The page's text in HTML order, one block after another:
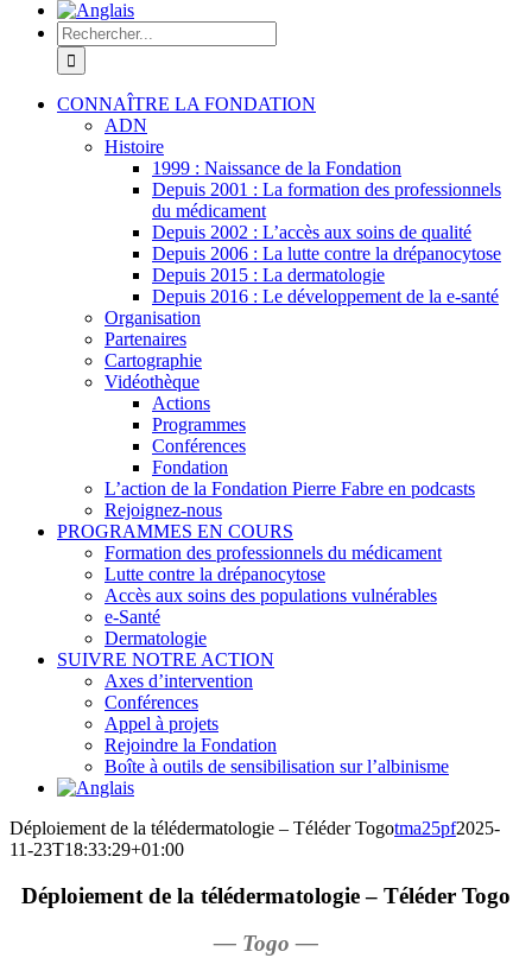
Rechercher:
CONNAÎTRE LA FONDATION
ADN
Histoire
1999 : Naissance de la Fondation
Depuis 2001 : La formation des professionnels
du médicament
Depuis 2002 : L’accès aux soins de qualité
Depuis 2006 : La lutte contre la drépanocytose
Depuis 2015 : La dermatologie
Depuis 2016 : Le développement de la e-santé
Organisation
Partenaires
Cartographie
Vidéothèque
Actions
Programmes
Conférences
Fondation
L’action de la Fondation Pierre Fabre en podcasts
Rejoignez-nous
PROGRAMMES EN COURS
Formation des professionnels du médicament
Lutte contre la drépanocytose
Accès aux soins des populations vulnérables
e-Santé
Dermatologie
SUIVRE NOTRE ACTION
Axes d’intervention
Conférences
Appel à projets
Rejoindre la Fondation
Boîte à outils de sensibilisation sur l’albinisme
Déploiement de la télédermatologie – Téléder Togotma25pf2025-
11-23T18:33:29+01:00
Déploiement de la télédermatologie – Téléder Togo
— Togo —